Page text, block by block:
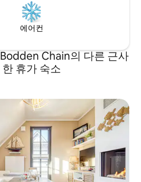
에어컨
Chain의 다른 근사
한 휴가 숙소